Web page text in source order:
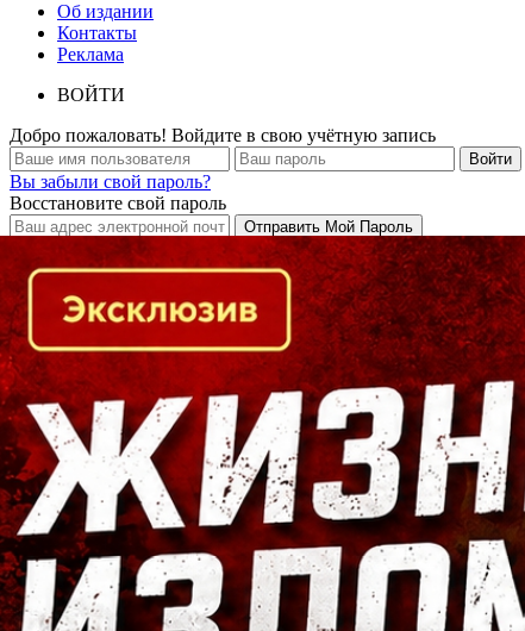
Об издании
Контакты
Реклама
ВОЙТИ
Добро пожаловать! Войдите в свою учётную запись
Вы забыли свой пароль?
Восстановите свой пароль
Кто есть кто в Байкальском регионе